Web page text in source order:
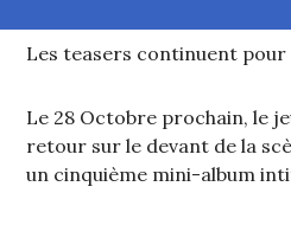
Les teasers continuent pour
Le 28 Octobre prochain, le
retour sur le devant de la
un cinquième mini-album